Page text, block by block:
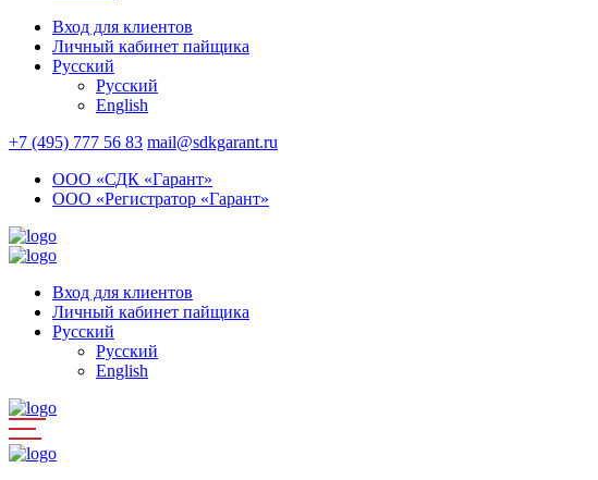
Вход для клиентов
Личный кабинет пайщика
Русский
Русский
English
+7 (495) 777 56 83 mail@sdkgarant.ru
ООО «СДК «Гарант»
ООО «Регистратор «Гарант»
Вход для клиентов
Личный кабинет пайщика
Русский
Русский
English